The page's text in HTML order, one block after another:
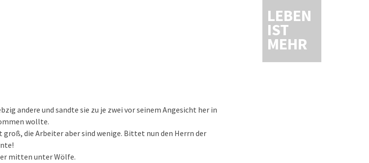
LEBEN
IST
MEHR
andere und sandte sie zu je zwei vor seinem Angesicht her in
wollte.
groß, die Arbeiter aber sind wenige. Bittet nun den Herrn der
mitten unter Wölfe.